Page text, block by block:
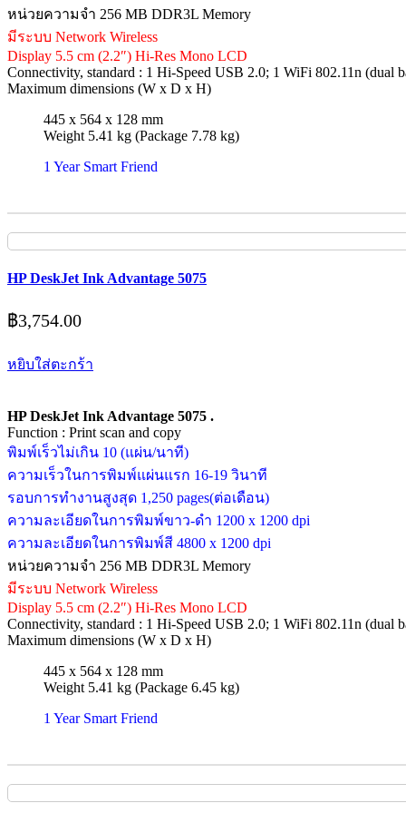
หน่วยความจำ 256 MB DDR3L Memory
มีระบบ Network Wireless
Display 5.5 cm (2.2″) Hi-Res Mono LCD
Connectivity, standard : 1 Hi-Speed USB 2.0; 1 WiFi 802.11n (dual
Maximum dimensions (W x D x H)
445 x 564 x 128 mm
Weight 5.41 kg (Package 7.78 kg)
1 Year Smart Friend
HP DeskJet Ink Advantage 5075
฿3,754.00
หยิบใส่ตะกร้า
HP DeskJet Ink Advantage 5075 .
Function : Print scan and copy
พิมพ์เร็วไม่เกิน 10 (แผ่น/นาที)
ความเร็วในการพิมพ์แผ่นแรก 16-19 วินาที
รอบการทำงานสูงสุด 1,250 pages(ต่อเดือน)
ความละเอียดในการพิมพ์ขาว-ดำ 1200 x 1200 dpi
ความละเอียดในการพิมพ์สี 4800 x 1200 dpi
หน่วยความจำ 256 MB DDR3L Memory
มีระบบ Network Wireless
Display 5.5 cm (2.2″) Hi-Res Mono LCD
Connectivity, standard : 1 Hi-Speed USB 2.0; 1 WiFi 802.11n (dual
Maximum dimensions (W x D x H)
445 x 564 x 128 mm
Weight 5.41 kg (Package 6.45 kg)
1 Year Smart Friend